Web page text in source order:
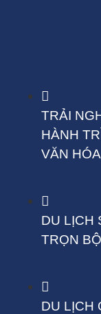
TRẢI
HÀNH
VĂN
DU LỊCH
TRỌN
DU LỊCH